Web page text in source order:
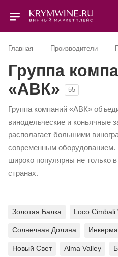
Главная — Производители —
Группа
«АВК»
55
Группа компаний «АВК»
винодельческие и коньячные
располагает большими
современным оборудованием.
широко популярны не только
странах.
Золотая Балка Loco Cimbali
Солнечная Долина
Новый Свет Alma Valley